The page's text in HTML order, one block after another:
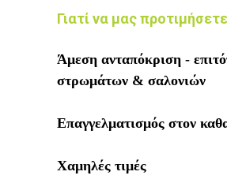
Γιατί να μας προτιμήσετε
Άμεση ανταπόκριση -
στρωμάτων & σαλονιών
Επαγγελματισμός στον
Χαμηλές τιμές